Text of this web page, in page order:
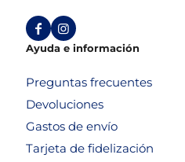
Ayuda e información
Preguntas frecuentes
Devoluciones
Gastos de envío
Tarjeta de fidelización